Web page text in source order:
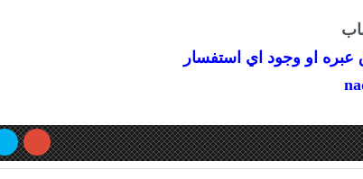
عبره او وجود اي ا ستفسار